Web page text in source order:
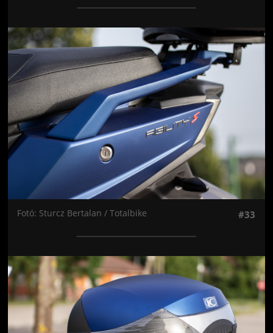
Jön még kép!
Fotó: Sturcz Bertalan / Totalbike #33
Jön még kép!